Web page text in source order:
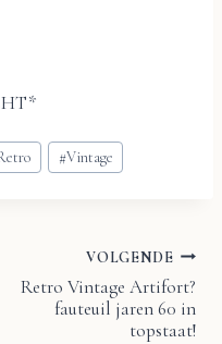
#Vintage
VOLGENDE
Retro Vintage Artifort?
fauteuil jaren 60 in
topstaat!